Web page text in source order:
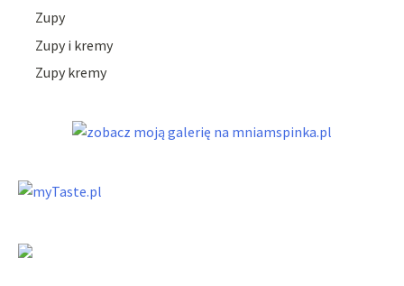
Zupy
Zupy i kremy
Zupy kremy